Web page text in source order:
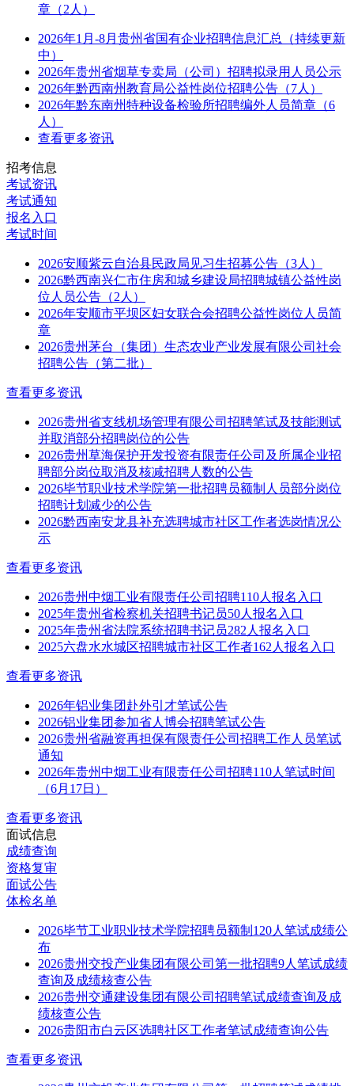
章（2人）
2026年1月-8月贵州省国有企业招聘信息汇总（持续更新
中）
2026年贵州省烟草专卖局（公司）招聘拟录用人员公示
2026年黔西南州教育局公益性岗位招聘公告（7人）
2026年黔东南州特种设备检验所招聘编外人员简章（6
人）
查看更多资讯
招考信息
考试资讯
考试通知
报名入口
考试时间
2026安顺紫云自治县民政局见习生招募公告（3人）
2026黔西南兴仁市住房和城乡建设局招聘城镇公益性岗
位人员公告（2人）
2026年安顺市平坝区妇女联合会招聘公益性岗位人员简
章
2026贵州茅台（集团）生态农业产业发展有限公司社会
招聘公告（第二批）
查看更多资讯
2026贵州省支线机场管理有限公司招聘笔试及技能测试
并取消部分招聘岗位的公告
2026贵州草海保护开发投资有限责任公司及所属企业招
聘部分岗位取消及核减招聘人数的公告
2026毕节职业技术学院第一批招聘员额制人员部分岗位
招聘计划减少的公告
2026黔西南安龙县补充选聘城市社区工作者选岗情况公
示
查看更多资讯
2026贵州中烟工业有限责任公司招聘110人报名入口
2025年贵州省检察机关招聘书记员50人报名入口
2025年贵州省法院系统招聘书记员282人报名入口
2025六盘水水城区招聘城市社区工作者162人报名入口
查看更多资讯
2026年铝业集团赴外引才笔试公告
2026铝业集团参加省人博会招聘笔试公告
2026贵州省融资再担保有限责任公司招聘工作人员笔试
通知
2026年贵州中烟工业有限责任公司招聘110人笔试时间
（6月17日）
查看更多资讯
面试信息
成绩查询
资格复审
面试公告
体检名单
2026毕节工业职业技术学院招聘员额制120人笔试成绩公
布
2026贵州交投产业集团有限公司第一批招聘9人笔试成绩
查询及成绩核查公告
2026贵州交通建设集团有限公司招聘笔试成绩查询及成
绩核查公告
2026贵阳市白云区选聘社区工作者笔试成绩查询公告
查看更多资讯